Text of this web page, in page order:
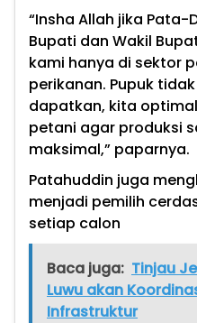
“Insha Allah jika
Bupati dan Wakil
kami hanya di sektor
perikanan. Pupuk
dapatkan, kita
petani agar produksi
maksimal,” paparnya.
Patahuddin juga
menjadi pemilih
setiap calon
Baca juga: Tinjau
Luwu akan
Infrastruktur